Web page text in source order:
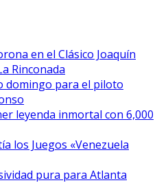
en el Clásico Joaquín
Rinconada
domingo para el piloto
leyenda inmortal con 6,000
los Juegos «Venezuela
pura para Atlanta